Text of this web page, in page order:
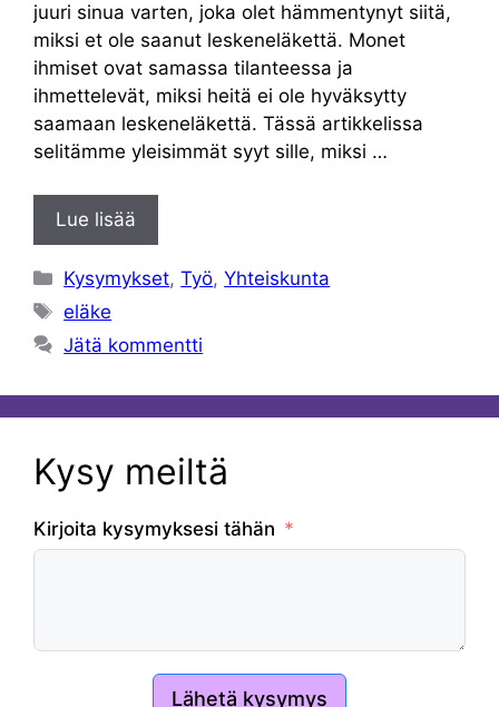
juuri sinua varten, joka olet hämmentynyt siitä,
miksi et ole saanut leskeneläkettä. Monet
ihmiset ovat samassa tilanteessa ja
ihmettelevät, miksi heitä ei ole hyväksytty
saamaan leskeneläkettä. Tässä artikkelissa
selitämme yleisimmät syyt sille, miksi …
Lue lisää
Kategoriat
Kysymykset,Työ,Yhteiskunta
Avainsanat
eläke
Jätä kommentti
Kysy meiltä
Kirjoita kysymyksesi tähän
Lähetä kysymys